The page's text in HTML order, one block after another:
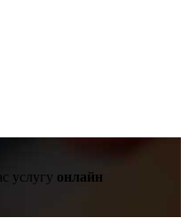
услугу онлайн